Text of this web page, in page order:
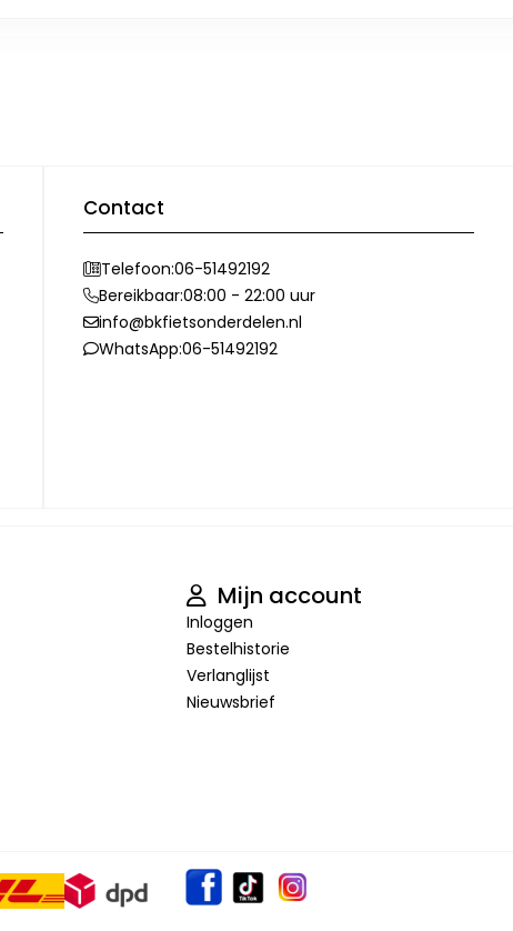
Contact
Telefoon:06-51492192
Bereikbaar:08:00 - 22:00 uur
info@bkfietsonderdelen.nl
WhatsApp:06-51492192
Mijn account
Inloggen
Bestelhistorie
Verlanglijst
Nieuwsbrief